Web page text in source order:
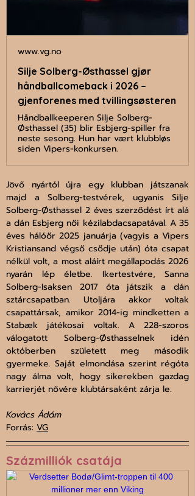
www.vg.no
Silje Solberg-Østhassel gjør
håndballcomeback i 2026 –
gjenforenes med tvillingsøsteren
Håndballkeeperen Silje Solberg-
Østhassel (35) blir Esbjerg-spiller fra
neste sesong. Hun har vært klubbløs
siden Vipers-konkursen.
Jövő nyártól újra egy klubban játszanak
majd a Solberg-testvérek, ugyanis Silje
Solberg-Østhassel 2 éves szerződést írt alá
a dán Esbjerg női kézilabdacsapatával. A 35
éves hálóőr 2025 januárja (vagyis a Vipers
Kristiansand végső csődje után) óta csapat
nélkül volt, a most aláírt megállapodás 2026
nyarán lép életbe. Ikertestvére, Sanna
Solberg-Isaksen 2017 óta játszik a dán
sztárcsapatban. Utoljára akkor voltak
csapattársak, amikor 2014-ig mindketten a
Stabæk játékosai voltak. A 228-szoros
válogatott Solberg-Østhasselnek idén
októberben született meg második
gyermeke. Saját elmondása szerint régóta
nagy álma volt, hogy sikerekben gazdag
karrierjét nővére klubtársaként zárja le.
Kovács Ádám
Forrás: VG
Százmilliók csatája